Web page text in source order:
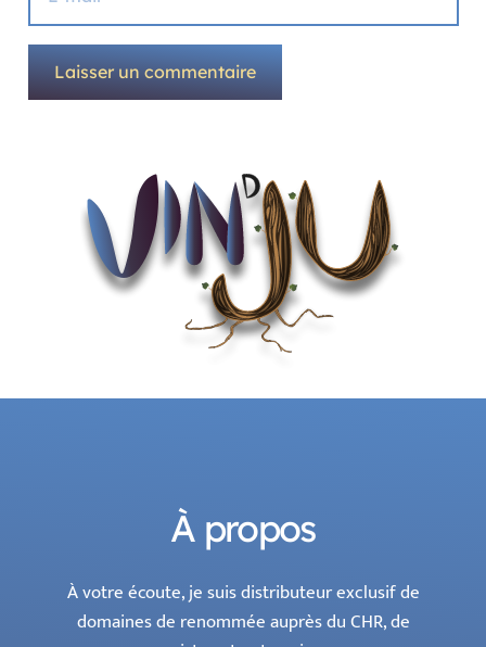
Laisser un commentaire
À propos
À votre écoute, je suis distributeur exclusif de
domaines de renommée auprès du CHR, de